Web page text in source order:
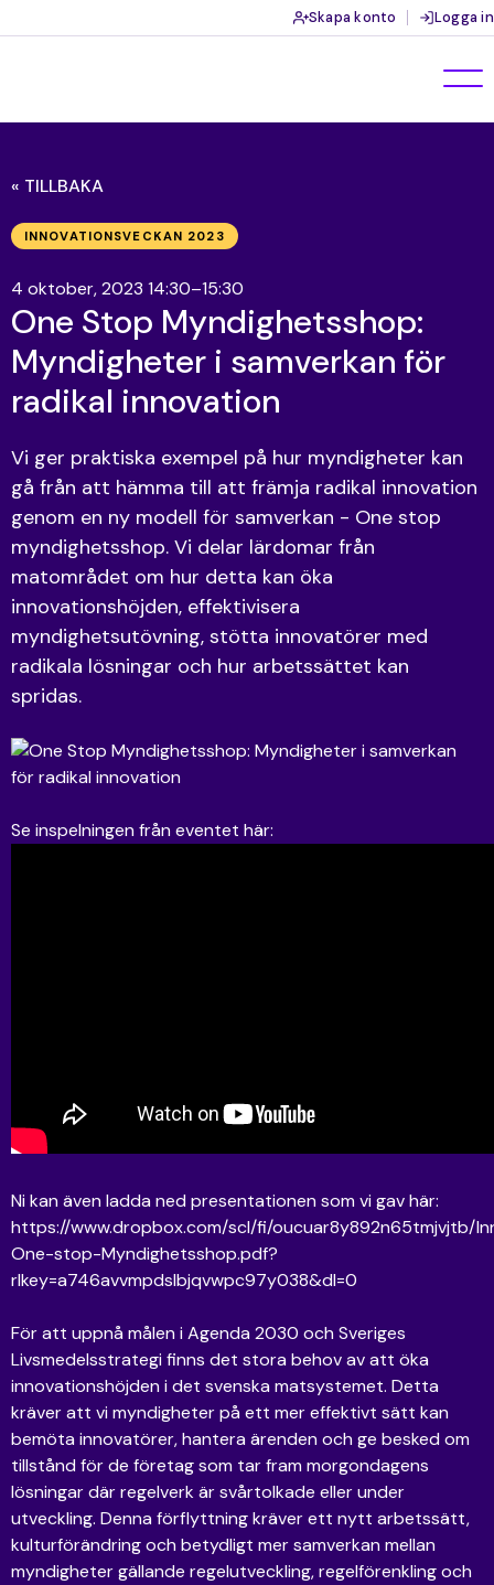
Skapa konto Logga in
« TILLBAKA
INNOVATIONSVECKAN 2023
4 oktober, 2023 14:30–15:30
One Stop Myndighetsshop:
Myndigheter i samverkan för
radikal innovation
Vi ger praktiska exempel på hur myndigheter kan
gå från att hämma till att främja radikal innovation
genom en ny modell för samverkan - One stop
myndighetsshop. Vi delar lärdomar från
matområdet om hur detta kan öka
innovationshöjden, effektivisera
myndighetsutövning, stötta innovatörer med
radikala lösningar och hur arbetssättet kan
spridas.
Se inspelningen från eventet här:
Ni kan även ladda ned presentationen som vi gav här:
https://www.dropbox.com/scl/fi/oucuar8y892n65tmjvjtb/
One-stop-Myndighetsshop.pdf?
rlkey=a746avvmpdslbjqvwpc97y038&dl=0
För att uppnå målen i Agenda 2030 och Sveriges
Livsmedelsstrategi finns det stora behov av att öka
innovationshöjden i det svenska matsystemet. Detta
kräver att vi myndigheter på ett mer effektivt sätt kan
bemöta innovatörer, hantera ärenden och ge besked om
tillstånd för de företag som tar fram morgondagens
lösningar där regelverk är svårtolkade eller under
utveckling. Denna förflyttning kräver ett nytt arbetssätt,
kulturförändring och betydligt mer samverkan mellan
myndigheter gällande regelutveckling, regelförenkling och